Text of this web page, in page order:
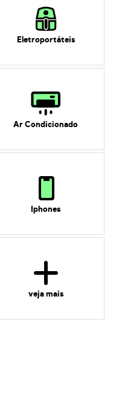
Eletroportáteis
Ar Condicionado
Iphones
veja mais